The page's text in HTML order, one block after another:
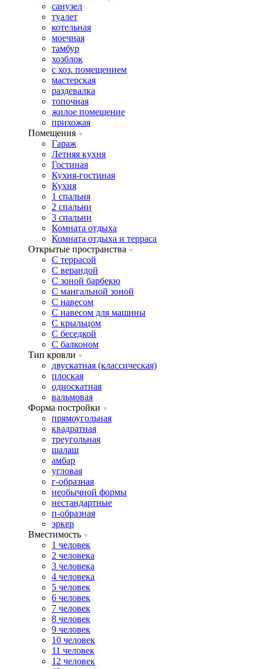
санузел
туалет
котельная
моечная
тамбур
хозблок
с хоз. помещением
мастерская
раздевалка
топочная
жилое помещение
прихожая
Помещения
Гараж
Летняя кухня
Гостиная
Кухня-гостиная
Кухня
1 спальня
2 спальни
3 спальни
Комната отдыха
Комната отдыxа и терраса
Открытые пространства
C террасой
C верандой
C зоной барбекю
C мангальной зоной
C навесом
C навесом для машины
C крыльцом
C беседкой
C балконом
Тип кровли
двускатная (классическая)
плоская
односкатная
вальмовая
Форма постройки
прямоугольная
квадратная
треугольная
шалаш
амбар
угловая
г-образная
необычной формы
нестандартные
п-образная
эркер
Вместимость
1 человек
2 человека
3 человека
4 человека
5 человек
6 человек
7 человек
8 человек
9 человек
10 человек
11 человек
12 человек